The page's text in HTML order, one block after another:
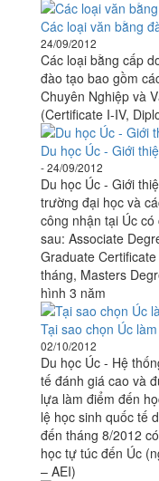
Các loại văn bằng
24/09/2012
Các loại bằng cấp
đào tạo bao gồm
Chuyên Nghiệp và
(Certificate I-IV,
Du học Úc - Giới
- 24/09/2012
Du học Úc - Giới
trường đại học và
công nhận tại Úc
sau: Associate
Graduate
tháng, Masters
hình 3 năm
Tại sao chọn Úc
02/10/2012
Du học Úc - Hệ
tế đánh giá cao và
lựa làm điểm đến
lệ học sinh quốc tế
đến tháng 8/2012
học tự túc đến Úc
– AEI)